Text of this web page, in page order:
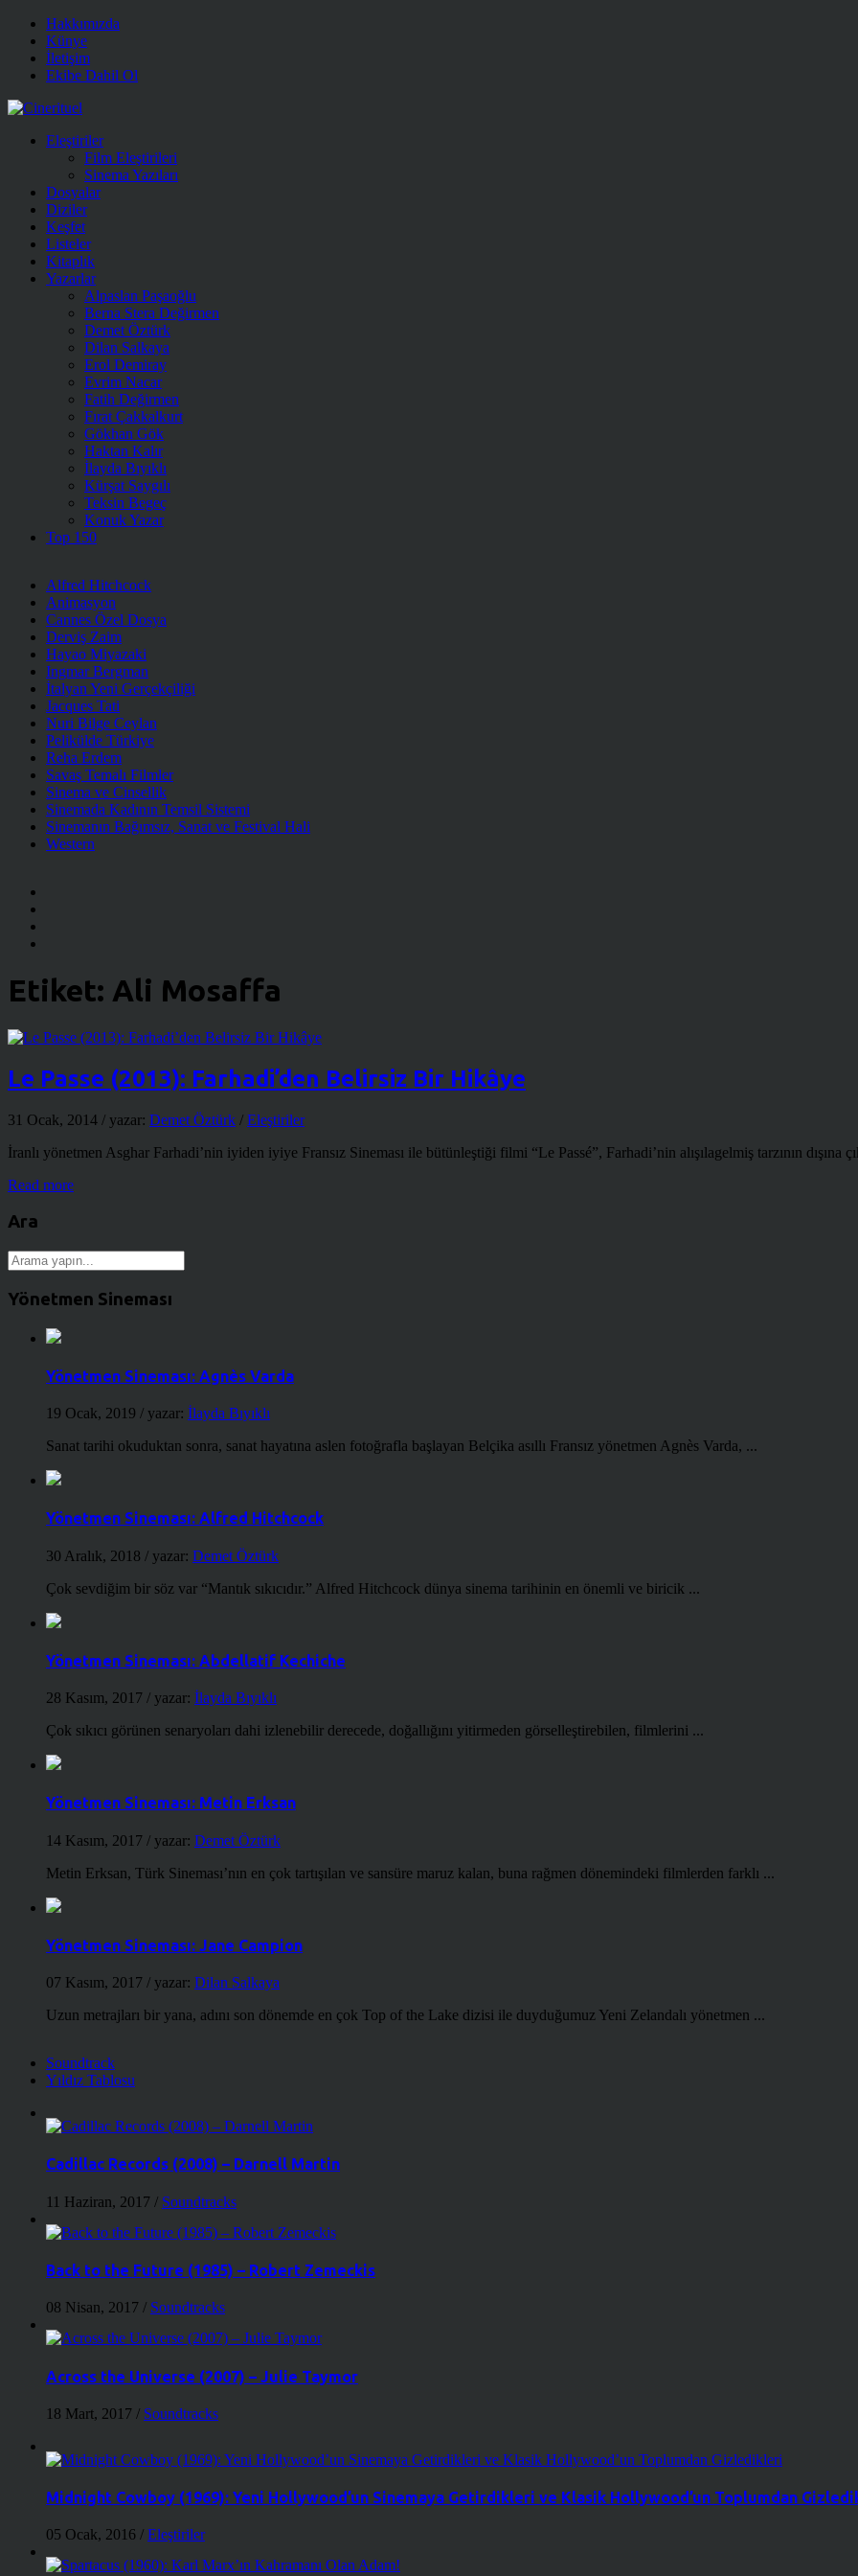
Hakkımızda
Künye
İletişim
Ekibe Dahil Ol
Eleştiriler
Film Eleştirileri
Sinema Yazıları
Dosyalar
Diziler
Keşfet
Listeler
Kitaplık
Yazarlar
Alpaslan Paşaoğlu
Berna Stera Değirmen
Demet Öztürk
Dilan Salkaya
Erol Demiray
Evrim Nacar
Fatih Değirmen
Fırat Çakkalkurt
Gökhan Gök
Haktan Kalır
İlayda Bıyıklı
Kürşat Saygılı
Teksin Begeç
Konuk Yazar
Top 150
Alfred Hitchcock
Animasyon
Cannes Özel Dosya
Derviş Zaim
Hayao Miyazaki
Ingmar Bergman
İtalyan Yeni Gerçekçiliği
Jacques Tati
Nuri Bilge Ceylan
Pelikülde Türkiye
Reha Erdem
Savaş Temalı Filmler
Sinema ve Cinsellik
Sinemada Kadının Temsil Sistemi
Sinemanın Bağımsız, Sanat ve Festival Hali
Western
Etiket: Ali Mosaffa
Le Passe (2013): Farhadi’den Belirsiz Bir Hikâye
31 Ocak, 2014 / yazar: Demet Öztürk / Eleştiriler
İranlı yönetmen Asghar Farhadi’nin iyiden iyiye Fransız Sineması ile bütünleştiği filmi “Le Passé”, Farhadi’nin alışılagelmiş tarzının
Read more
Ara
Yönetmen Sineması
Yönetmen Sineması: Agnès Varda
19 Ocak, 2019 / yazar: İlayda Bıyıklı
Sanat tarihi okuduktan sonra, sanat hayatına aslen fotoğrafla başlayan Belçika asıllı Fransız yönetmen Agnès Varda, ...
Yönetmen Sineması: Alfred Hitchcock
30 Aralık, 2018 / yazar: Demet Öztürk
Çok sevdiğim bir söz var “Mantık sıkıcıdır.” Alfred Hitchcock dünya sinema tarihinin en önemli ve biricik ...
Yönetmen Sineması: Abdellatif Kechiche
28 Kasım, 2017 / yazar: İlayda Bıyıklı
Çok sıkıcı görünen senaryoları dahi izlenebilir derecede, doğallığını yitirmeden görselleştirebilen, filmlerini ...
Yönetmen Sineması: Metin Erksan
14 Kasım, 2017 / yazar: Demet Öztürk
Metin Erksan, Türk Sineması’nın en çok tartışılan ve sansüre maruz kalan, buna rağmen dönemindeki filmlerden farklı ...
Yönetmen Sineması: Jane Campion
07 Kasım, 2017 / yazar: Dilan Salkaya
Uzun metrajları bir yana, adını son dönemde en çok Top of the Lake dizisi ile duyduğumuz Yeni Zelandalı yönetmen ...
Soundtrack
Yıldız Tablosu
Cadillac Records (2008) – Darnell Martin
11 Haziran, 2017 / Soundtracks
Back to the Future (1985) – Robert Zemeckis
08 Nisan, 2017 / Soundtracks
Across the Universe (2007) – Julie Taymor
18 Mart, 2017 / Soundtracks
Midnight Cowboy (1969): Yeni Hollywood’un Sinemaya Getirdikleri ve Klasik Hollywood’un Toplumdan
05 Ocak, 2016 / Eleştiriler